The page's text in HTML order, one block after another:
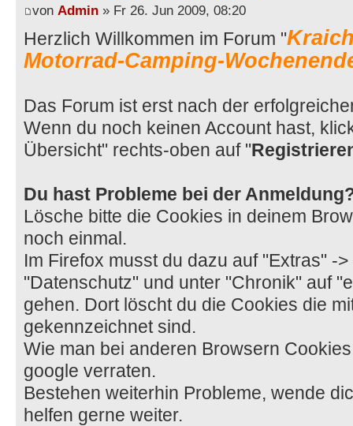
von Admin » Fr 26. Jun 2009, 08:20
Herzlich Willkommen im Forum "
Motorrad-Camping-
Das Forum ist erst nach der
Wenn du noch keinen Account hast,
Übersicht" rechts-oben auf "
Du hast Probleme bei der
Lösche bitte die Cookies in deinem
noch einmal.
Im Firefox musst du dazu auf "Extras" -
"Datenschutz" und unter "Chronik" auf
gehen. Dort löscht du die Cookies die
gekennzeichnet sind.
Wie man bei anderen Browsern
google verraten.
Bestehen weiterhin Probleme, wende
helfen gerne weiter.